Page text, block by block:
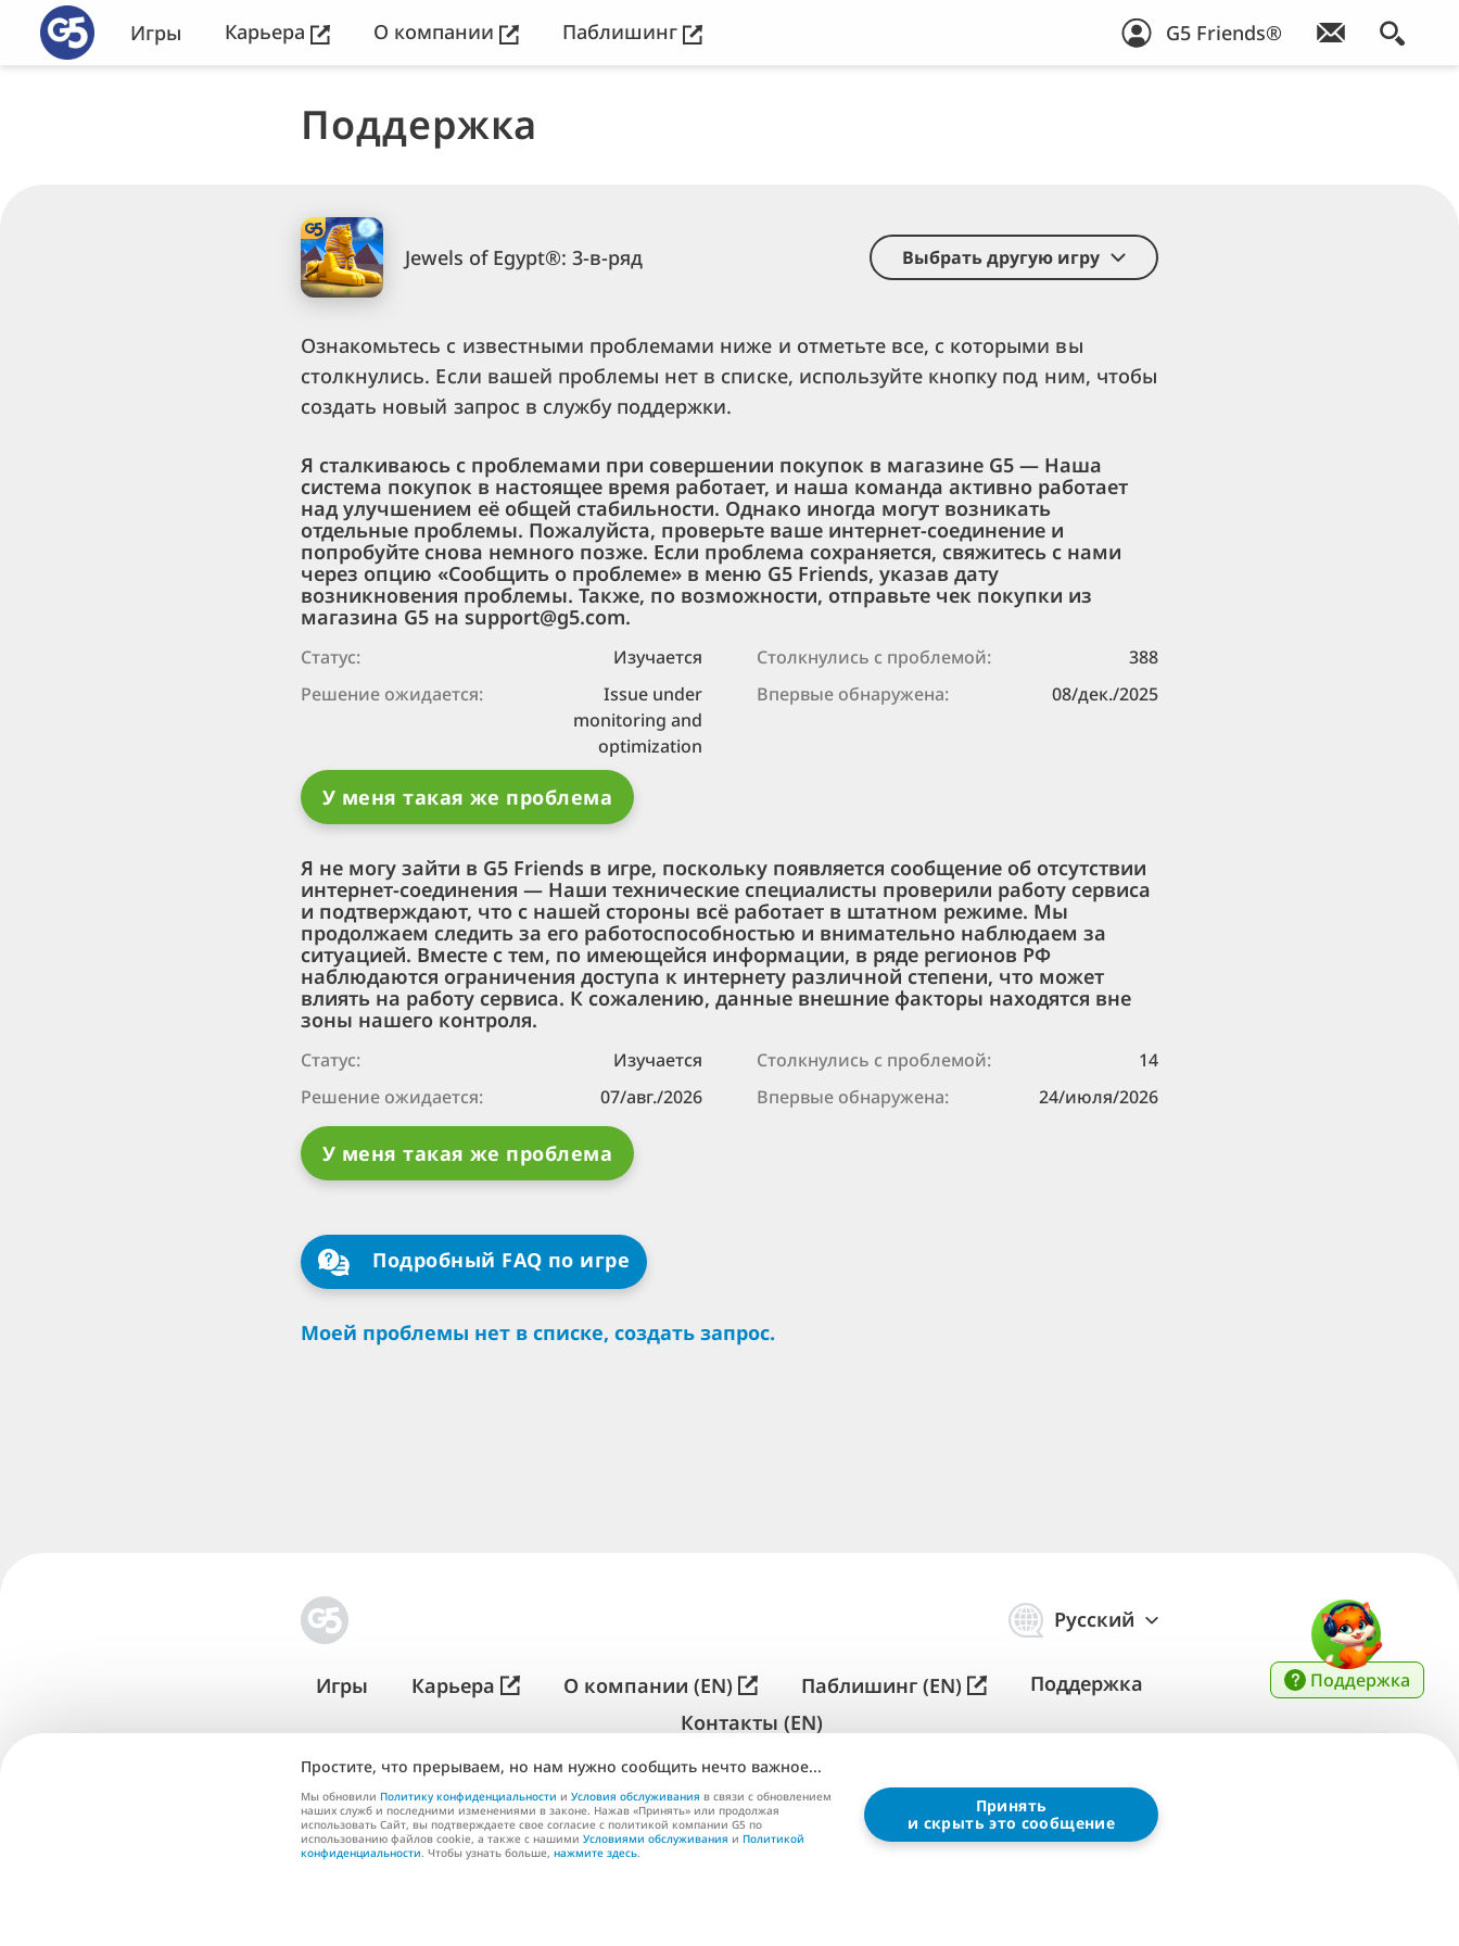
Игры Карьера О компании Паблишинг G5 Friends®
Поддержка
Jewels of Egypt®: 3-в-ряд Выбрать другую игру
Ознакомьтесь с известными проблемами ниже и отметьте все, с которыми вы
столкнулись. Если вашей проблемы нет в списке, используйте кнопку под ним, чтобы
создать новый запрос в службу поддержки.
Я сталкиваюсь с проблемами при совершении покупок в магазине G5 — Наша
система покупок в настоящее время работает, и наша команда активно работает
над улучшением её общей стабильности. Однако иногда могут возникать
отдельные проблемы. Пожалуйста, проверьте ваше интернет-соединение и
попробуйте снова немного позже. Если проблема сохраняется, свяжитесь с нами
через опцию «Сообщить о проблеме» в меню G5 Friends, указав дату
возникновения проблемы. Также, по возможности, отправьте чек покупки из
магазина G5 на support@g5.com.
Статус: Изучается Столкнулись с проблемой:
388
Решение ожидается:
Issue under
monitoring and
optimization
Впервые обнаружена: 08/дек./2025
У меня такая же проблема
Я не могу зайти в G5 Friends в игре, поскольку появляется сообщение об отсутствии
интернет-соединения — Наши технические специалисты проверили работу сервиса
и подтверждают, что с нашей стороны всё работает в штатном режиме. Мы
продолжаем следить за его работоспособностью и внимательно наблюдаем за
ситуацией. Вместе с тем, по имеющейся информации, в ряде регионов РФ
наблюдаются ограничения доступа к интернету различной степени, что может
влиять на работу сервиса. К сожалению, данные внешние факторы находятся вне
зоны нашего контроля.
Статус: Изучается Столкнулись с проблемой:
14
Решение ожидается:
07/авг./2026 Впервые обнаружена: 24/июля/2026
У меня такая же проблема
Подробный FAQ по игре
Моей проблемы нет в списке, создать запрос.
Русский
文
Игры Карьера О компании (EN) Паблишинг (EN)
Поддержка
Контакты (EN)
G5 ENTERTAINMENT ®
© 2026 G5 Entertainment AB
Условия
обслуживания
Политика
конфиденциальности
Условия обслуживания
магазина G5
Поддержка
Простите, что прерываем, но нам нужно сообщить нечто важное...
Мы обновили Политику конфиденциальности и Условия обслуживания в связи с обновлением
наших служб и последними изменениями в законе. Нажав «Принять» или продолжая
использовать Сайт, вы подтверждаете свое согласие с политикой компании G5 по
использованию файлов cookie, а также с нашими Условиями обслуживания и Политикой
конфиденциальности. Чтобы узнать больше, нажмите здесь.
Принять
и скрыть это сообщение